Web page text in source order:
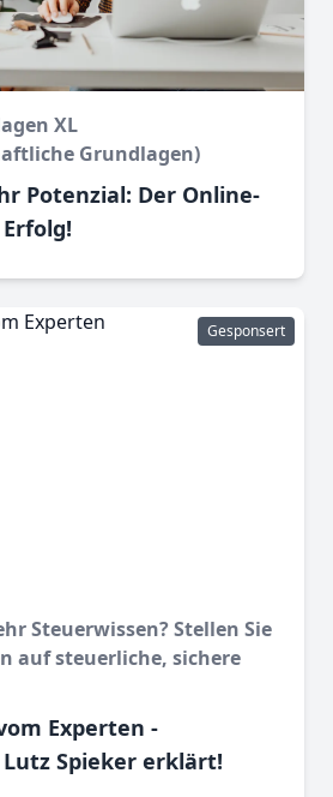
XL
Grundlagen)
Potenzial: Der Online-
Gesponsert
Steuerwissen? Stellen Sie
auf steuerliche, sichere
Experten -
Spieker erklärt!